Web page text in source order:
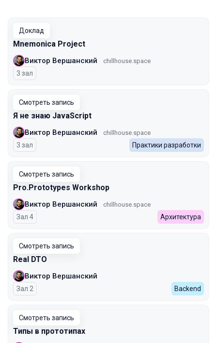
Доклад
Mnemonica Project
Виктор Вершанский chillhouse.space
3 зал
Смотреть запись
Я не знаю JavaScript
Виктор Вершанский chillhouse.space
3 зал Практики разработки
Смотреть запись
Pro.Prototypes Workshop
Виктор Вершанский chillhouse.space
Зал 4 Архитектура
Смотреть запись
Real DTO
Виктор Вершанский
Зал 2 Backend
Смотреть запись
Типы в прототипах